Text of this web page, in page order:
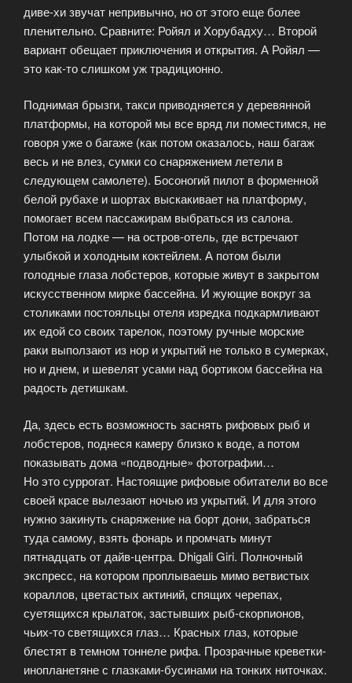
диве-хи звучат непривычно, но от этого еще более
пленительно. Сравните: Ройял и Хорубадху… Второй
вариант обещает приключения и открытия. А Ройял —
это как-то слишком уж традиционно.
Поднимая брызги, такси приводняется у деревянной
платформы, на которой мы все вряд ли поместимся, не
говоря уже о багаже (как потом оказалось, наш багаж
весь и не влез, сумки со снаряжением летели в
следующем самолете). Босоногий пилот в форменной
белой рубахе и шортах выскакивает на платформу,
помогает всем пассажирам выбраться из салона.
Потом на лодке — на остров-отель, где встречают
улыбкой и холодным коктейлем. А потом были
голодные глаза лобстеров, которые живут в закрытом
искусственном мирке бассейна. И жующие вокруг за
столиками постояльцы отеля изредка подкармливают
их едой со своих тарелок, поэтому ручные морские
раки выползают из нор и укрытий не только в сумерках,
но и днем, и шевелят усами над бортиком бассейна на
радость детишкам.
Да, здесь есть возможность заснять рифовых рыб и
лобстеров, поднеся камеру близко к воде, а потом
показывать дома «подводные» фотографии…
Но это суррогат. Настоящие рифовые обитатели во все
своей красе вылезают ночью из укрытий. И для этого
нужно закинуть снаряжение на борт дони, забраться
туда самому, взять фонарь и промчать минут
пятнадцать от дайв-центра. Dhigali Giri. Полночный
экспресс, на котором проплываешь мимо ветвистых
кораллов, цветастых актиний, спящих черепах,
суетящихся крылаток, застывших рыб-скорпионов,
чьих-то светящихся глаз… Красных глаз, которые
блестят в темном тоннеле рифа. Прозрачные креветки-
инопланетяне с глазками-бусинами на тонких ниточках.